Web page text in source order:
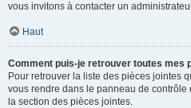
vous invitons à contacter un
Haut
Comment puis-je retrouver toutes mes
Pour retrouver la liste des pièces jointes
vous rendre dans le panneau de contrôle
la section des pièces jointes.